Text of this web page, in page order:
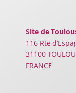
Site de
116 Rte
31100
FRANCE